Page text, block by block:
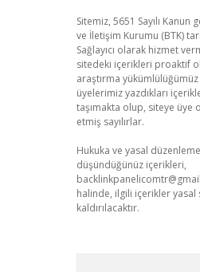
Sitemiz, 5651 Sayılı
ve İletişim Kurumu (BTK)
Sağlayıcı olarak hizmet
sitedeki içerikleri proaktif
araştırma
üyelerimiz yazdıkları
taşımakta olup, siteye
etmiş sayılırlar.
Hukuka ve yasal
düşündüğünüz içerikleri,
halinde, ilgili içerikler
kaldırılacaktır.